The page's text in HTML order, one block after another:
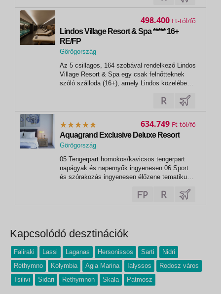
Lindos Village Resort & Spa ***** 16+
RE/FP
Görögország
Lindos
Az 5 csillagos, 164 szobával rendelkező Lindos
Village Resort & Spa egy csak felnőtteknek
szóló szálloda (16+), amely Lindos közelében
498.400 Ft
Aquagrand Exclusive Deluxe Resort
Görögország
Lindos
05 Tengerpart homokos/kavicsos tengerpart
napágyak és napernyők ingyenesen 06 Sport
és szórakozás ingyenesen élőzene tematikus
szórakozás térítés ellenében spa-központ
masszázsok kozmetikai kezelések manikűr
634.749 Ft
Kapcsolódó desztinációk
Faliraki Lassi Laganas Hersonissos Sarti
Nidri
Rethymno
Kolymbia Agia Marina Ialyssos
Rodosz város
Tsilivi
Sidari Rethymnon Skala Patmosz